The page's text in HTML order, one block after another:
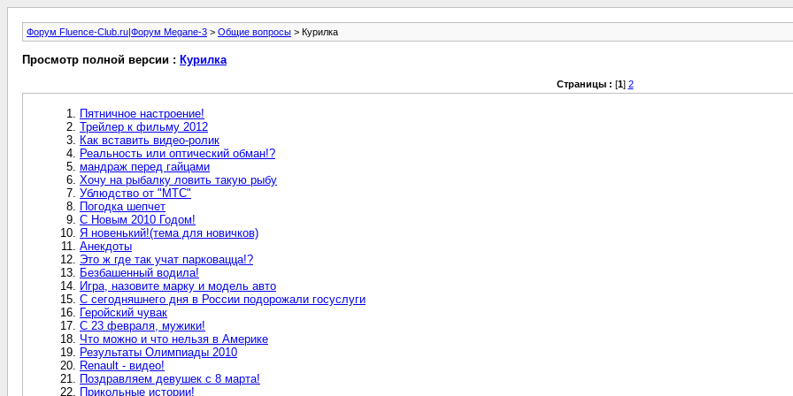
Форум Fluence-Club.ru|Форум Megane-3 > Общие вопросы > Курилка
Просмотр полной версии : Курилка
Страницы : [1] 2
Пятничное настроение!
Трейлер к фильму 2012
Как вставить видео-ролик
Реальность или оптический обман!?
мандраж перед гайцами
Хочу на рыбалку ловить такую рыбу
Ублюдство от "МТС"
Погодка шепчет
С Новым 2010 Годом!
Я новенький!(тема для новичков)
Анекдоты
Это ж где так учат парковацца!?
Безбашенный водила!
Игра, назовите марку и модель авто
С сегодняшнего дня в России подорожали госуслуги
Геройский чувак
С 23 февраля, мужики!
Что можно и что нельзя в Америке
Результаты Олимпиады 2010
Renault - видео!
Поздравляем девушек с 8 марта!
Прикольные истории!